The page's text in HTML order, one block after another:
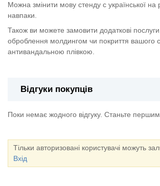
Можна змінити мову стенду с української на
навпаки.
Також ви можете замовити додаткові послуги,
оброблення молдингом чи покриття вашого
антивандальною плівкою.
Відгуки покупців
Поки немає жодного відгуку. Станьте
Тільки авторизовані користувачі можуть
Вхід